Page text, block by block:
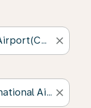
close
close